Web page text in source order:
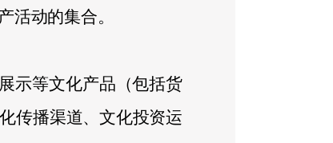
活动的集合。
示等文化产品（包括货
传播渠道、文化投资运